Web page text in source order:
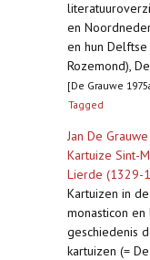
en
en hun Delftse
Rozemond),
[De Grauwe
Tagged
Jan De Grauwe
Kartuize Sint-
Lierde (1329-
Kartuizen in
monasticon
geschiedenis
kartuizen (=